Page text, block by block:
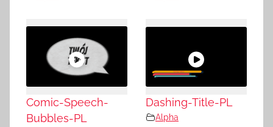
Comic-Speech-
Bubbles-PL
Dashing-Title-PL
Alpha